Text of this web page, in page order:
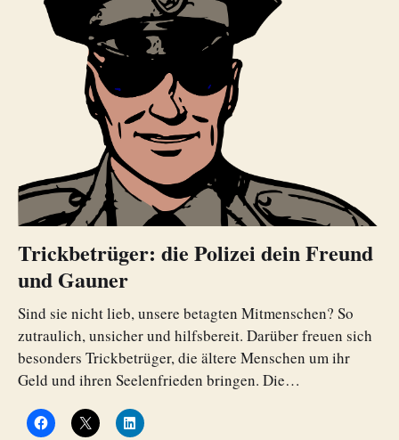
Trickbetrüger: die Polizei dein Freund
und Gauner
Sind sie nicht lieb, unsere betagten Mitmenschen? So
zutraulich, unsicher und hilfsbereit. Darüber freuen sich
besonders Trickbetrüger, die ältere Menschen um ihr
Geld und ihren Seelenfrieden bringen. Die…